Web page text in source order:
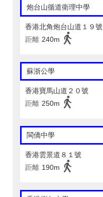
炮台山循道衛理中學
香港北角炮台山道１９號
距離 240m
蘇浙公學
香港寶馬山道２０號
距離 250m
閩僑中學
香港雲景道８１號
距離 190m